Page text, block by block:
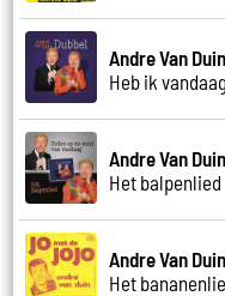
Andre Van Duin
Heb ik
Andre Van Duin
Het balpenlied
Andre Van Duin
Het